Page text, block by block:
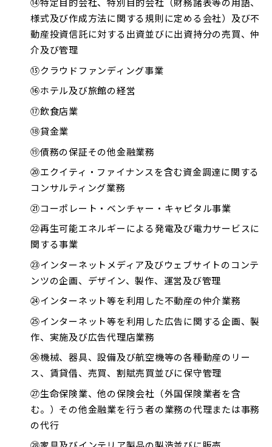
様式及び作成方法に関する規則に定める会社）及び不
動産投資信託に対する出資並びに出資持分の売買、仲
介及び管理
⑮クラウドファンディング事業
⑯ホテル及び旅館の経営
⑰飲食店業
⑱貸金業
⑲債務の保証その他金融業務
⑳エクイティ・ファイナンスを含む資金調達に関する
コンサルティング業務
㉑コーポレート・ベンチャー・キャピタル事業
㉒再生可能エネルギーによる発電及び電力サービスに
関する事業
㉓インターネットメディア及びウェブサイトのコンテ
ンツの企画、デザイン、製作、運営及び管理
㉔インターネット等を利用した不動産の仲介業務
㉕インターネット等を利用した広告に関する企画、製
作、実施及び広告代理店業務
㉖機械、器具、設備及び航空機等の各種動産のリー
ス、賃貸借、売買、割賦売買並びに保守管理
㉗生命保険業、他の保険会社（外国保険業者を含
む。）その他金融業を行う者の業務の代理または事務
の代行